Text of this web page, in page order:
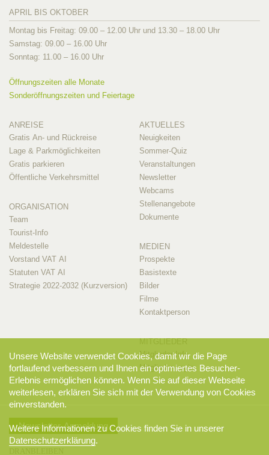
APRIL BIS OKTOBER
Montag bis Freitag: 09.00 – 12.00 Uhr und 13.30 – 18.00 Uhr
Samstag: 09.00 – 16.00 Uhr
Sonntag: 11.00 – 16.00 Uhr
Öffnungszeiten alle Monate
Sonderöffnungszeiten und Feiertage
ANREISE
Gratis An- und Rückreise
Lage & Parkmöglichkeiten
Gratis parkieren
Öffentliche Verkehrsmittel
ORGANISATION
Team
Tourist-Info
Meldestelle
Vorstand VAT AI
Statuten VAT AI
Strategie 2022-2032 (Kurzversion)
AKTUELLES
Neuigkeiten
Sommer-Quiz
Veranstaltungen
Newsletter
Webcams
Stellenangebote
Dokumente
MEDIEN
Prospekte
Basistexte
Bilder
Filme
Kontaktperson
Mitglieder-Info
Mitglieder-Login
Newsletter-Anmeldung
Unsere Website verwendet Cookies, damit wir die Page
fortlaufend verbessern und Ihnen ein optimiertes Besucher-
Erlebnis ermöglichen können. Wenn Sie auf dieser Webseite
weiterlesen, erklären Sie sich mit der Verwendung von Cookies
einverstanden.
Weitere Informationen zu Cookies finden Sie in unserer
Datenschutzerklärung.